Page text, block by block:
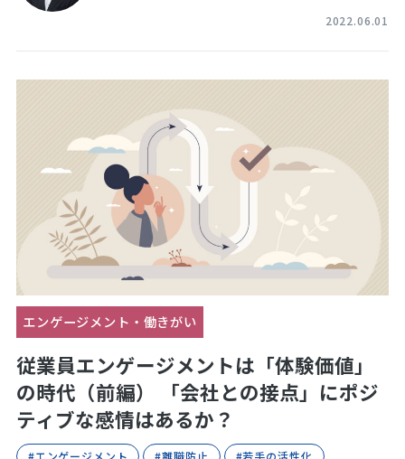
2022.06.01
エンゲージメント・働きがい
従業員エンゲージメントは「体験価値」
の時代（前編） 「会社との接点」にポジ
ティブな感情はあるか？
#エンゲージメント #離職防止
#若手の活性化